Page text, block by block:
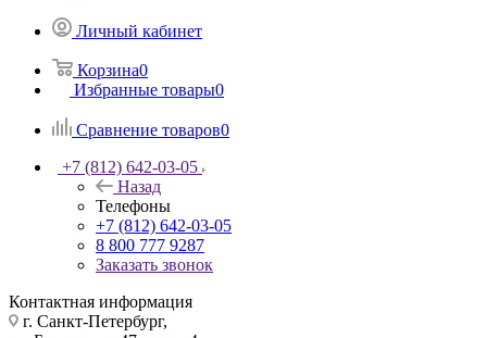
Личный кабинет
Корзина0
Избранные товары0
Сравнение товаров0
+7 (812) 642-03-05
Назад
Телефоны
+7 (812) 642-03-05
8 800 777 9287
Заказать звонок
Контактная информация
г. Санкт-Петербург,